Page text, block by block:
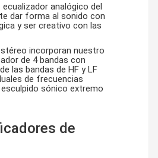
ecualizador analógico del
dar forma al sonido con
y ser creativo con las
incorporan nuestro
de 4 bandas con
las bandas de HF y LF
de frecuencias
sónico extremo
de